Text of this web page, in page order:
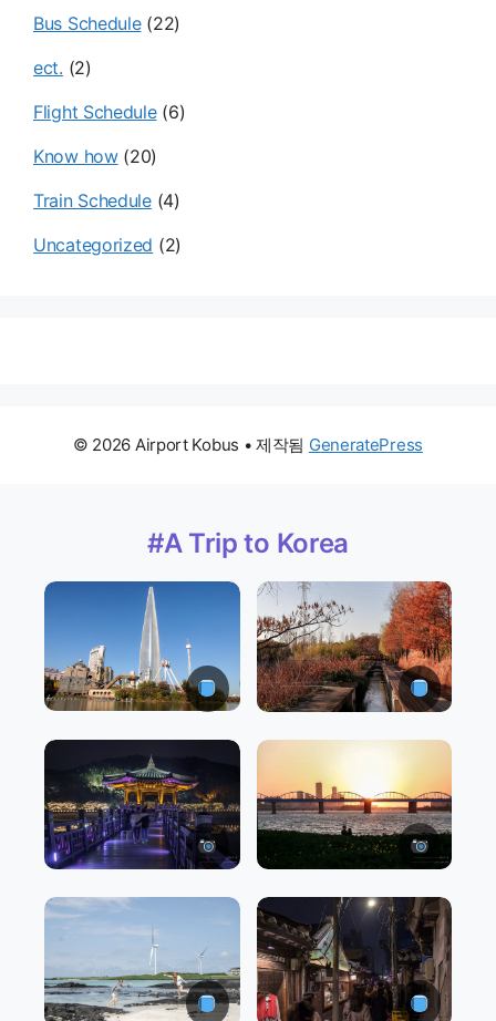
Bus Schedule(22)
ect. (2)
Flight Schedule(6)
Know how(20)
Train Schedule(4)
Uncategorized (2)
© 2026 Airport Kobus • 제작됨 GeneratePress
#A Trip to Korea